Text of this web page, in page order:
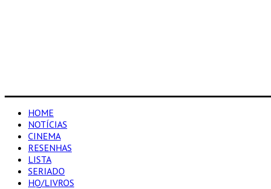
HOME
NOTÍCIAS
CINEMA
RESENHAS
LISTA
SERIADO
HQ/LIVROS